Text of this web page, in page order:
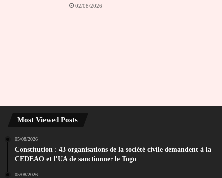
02/08/2026
Most Viewed Posts
05/08/2026
Constitution : 43 organisations de la société civile demandent à la
CEDEAO et l’UA de sanctionner le Togo
05/08/2026